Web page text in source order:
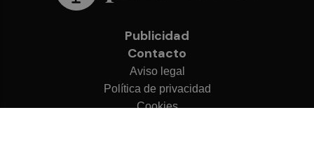
Publicidad
Contacto
Aviso legal
Política de privacidad
Cookies